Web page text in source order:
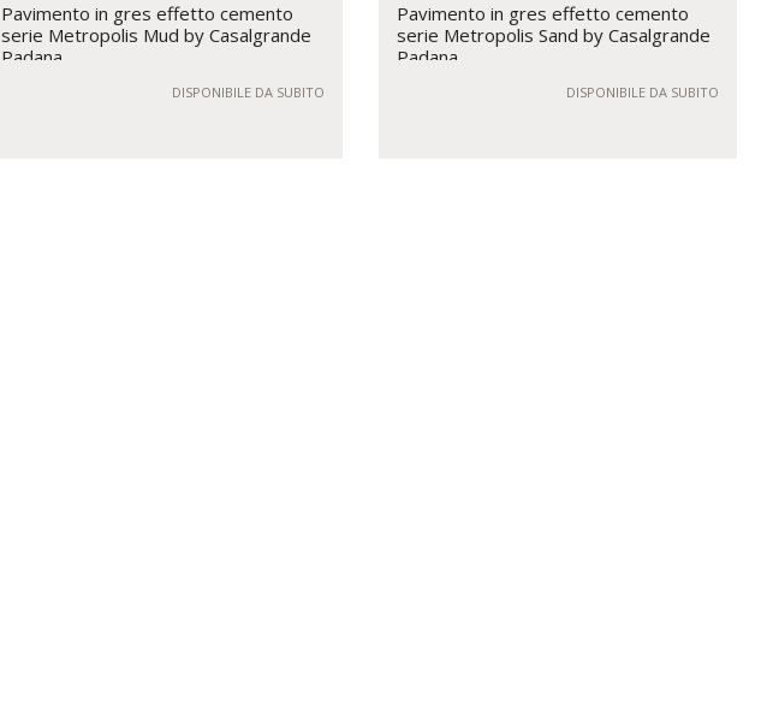
Pavimento in gres effetto cemento
serie Metropolis Mud by Casalgrande
Padana
DISPONIBILE DA SUBITO
Pavimento in gres effetto cemento
serie Metropolis Sand by Casalgrande
Padana
DISPONIBILE DA SUBITO